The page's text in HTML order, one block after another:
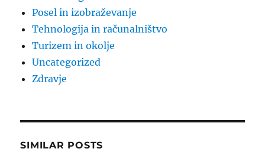
Posel in izobraževanje
Tehnologija in računalništvo
Turizem in okolje
Uncategorized
Zdravje
SIMILAR POSTS